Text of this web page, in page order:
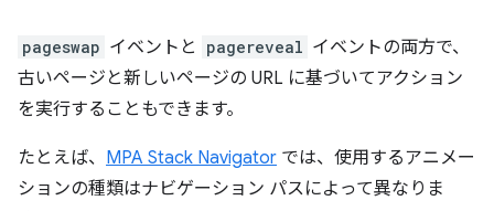
pageswap イベントと pagereveal イベントの両方で、
古いページと新しいページの URL に基づいてアクション
を実行することもできます。
たとえば、 MPA Stack Navigator では、使用するアニメー
ションの種類はナビゲーション パスによって異なりま